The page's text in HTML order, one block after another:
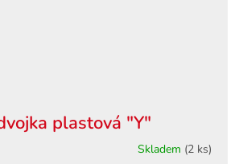
plastová "Y"
Skladem (2 ks)